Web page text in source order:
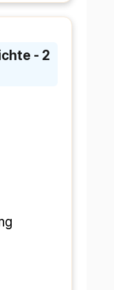
- 2